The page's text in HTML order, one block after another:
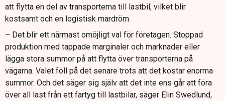
att flytta en del av transporterna till lastbil, vilket blir
kostsamt och en logistisk mardröm.
– Det blir ett närmast omöjligt val för företagen. Stoppad
produktion med tappade marginaler och marknader eller
lägga stora summor på att flytta över transporterna på
vägarna. Valet föll på det senare trots att det kostar enorma
summor. Och det säger sig själv att det inte ens går att föra
över all last från ett fartyg till lastbilar, säger Elin Swedlund,